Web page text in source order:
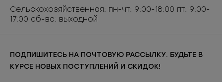
Сельскохозяйственная: пн-чт: 9:00-18:00 пт: 9:00-
17:00 сб-вс: выходной
ПОДПИШИТЕСЬ НА ПОЧТОВУЮ РАССЫЛКУ. БУДЬТЕ В
КУРСЕ НОВЫХ ПОСТУПЛЕНИЙ И СКИДОК!